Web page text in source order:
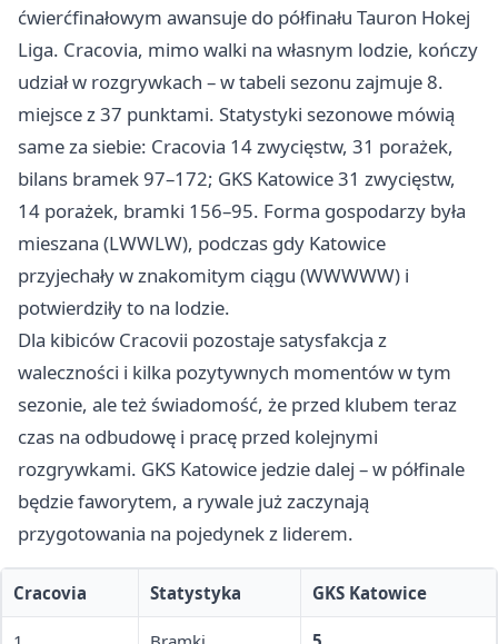
ćwierćfinałowym awansuje do półfinału Tauron Hokej
Liga. Cracovia, mimo walki na własnym lodzie, kończy
udział w rozgrywkach – w tabeli sezonu zajmuje 8.
miejsce z 37 punktami. Statystyki sezonowe mówią
same za siebie: Cracovia 14 zwycięstw, 31 porażek,
bilans bramek 97–172; GKS Katowice 31 zwycięstw,
14 porażek, bramki 156–95. Forma gospodarzy była
mieszana (LWWLW), podczas gdy Katowice
przyjechały w znakomitym ciągu (WWWWW) i
potwierdziły to na lodzie.
Dla kibiców Cracovii pozostaje satysfakcja z
waleczności i kilka pozytywnych momentów w tym
sezonie, ale też świadomość, że przed klubem teraz
czas na odbudowę i pracę przed kolejnymi
rozgrywkami. GKS Katowice jedzie dalej – w półfinale
będzie faworytem, a rywale już zaczynają
przygotowania na pojedynek z liderem.
Cracovia Statystyka GKS Katowice